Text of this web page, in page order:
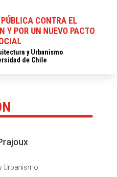
CONTRA EL
Y POR UN NUEVO PACTO
y Urbanismo
de Chile
Urbanismo